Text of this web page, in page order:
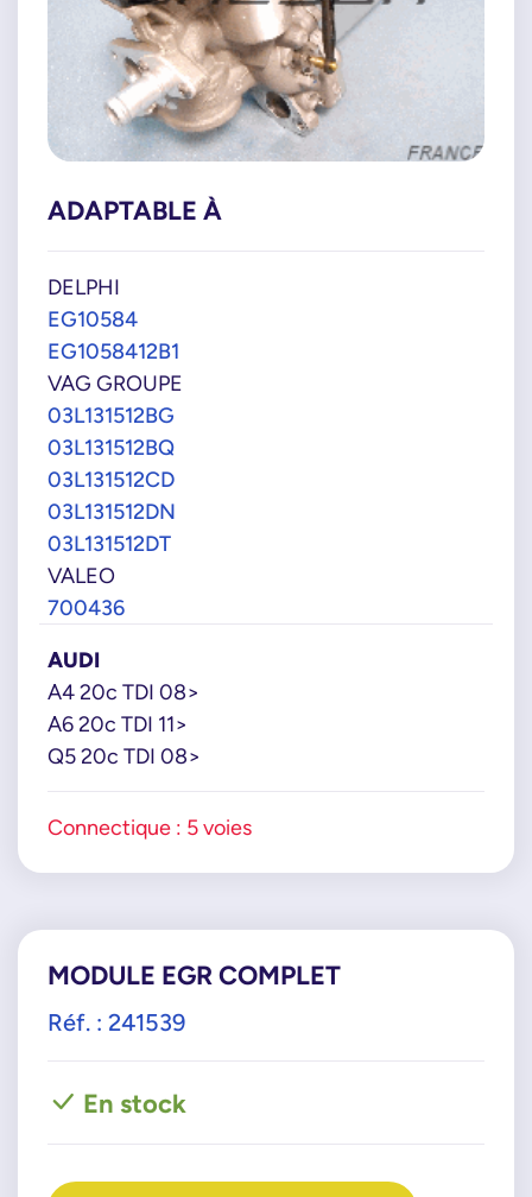
ADAPTABLE À
DELPHI
EG10584
EG1058412B1
VAG GROUPE
03L131512BG
03L131512BQ
03L131512CD
03L131512DN
03L131512DT
VALEO
700436
AUDI
A4 20c TDI 08>
A6 20c TDI 11>
Q5 20c TDI 08>
Connectique : 5 voies
MODULE EGR COMPLET
Réf. : 241539
En stock